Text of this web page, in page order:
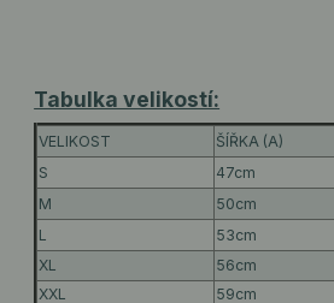
Tabulka velikostí:
VELIKOST ŠÍŘKA (A)
S
47cm
M
50cm
L
53cm
XL
56cm
XXL
59cm